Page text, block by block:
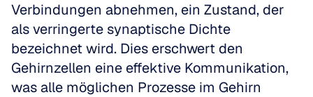
Verbindungen abnehmen, ein Zustand, der
als verringerte synaptische Dichte
bezeichnet wird. Dies erschwert den
Gehirnzellen eine effektive Kommunikation,
was alle möglichen Prozesse im Gehirn